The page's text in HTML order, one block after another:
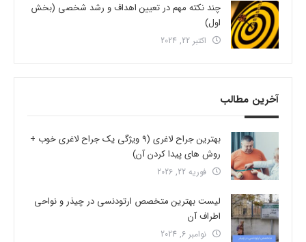
چند نکته مهم در تعیین اهداف و رشد شخصی (بخش
اول)
اکتبر 22, 2024
آخرین مطالب
بهترین جراح لاغری (9 ویژگی یک جراح لاغری خوب +
روش های پیدا کردن آن)
فوریه 22, 2026
لیست بهترین متخصص ارتودنسی در چیذر و نواحی
اطراف آن
نوامبر 6, 2024